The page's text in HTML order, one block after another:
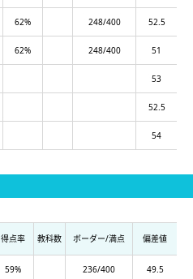
62% 248/400 52.5
62% 248/400 51
53
52.5
54
得点率 教科数 ボーダー/満点 偏差値
59% 236/400 49.5